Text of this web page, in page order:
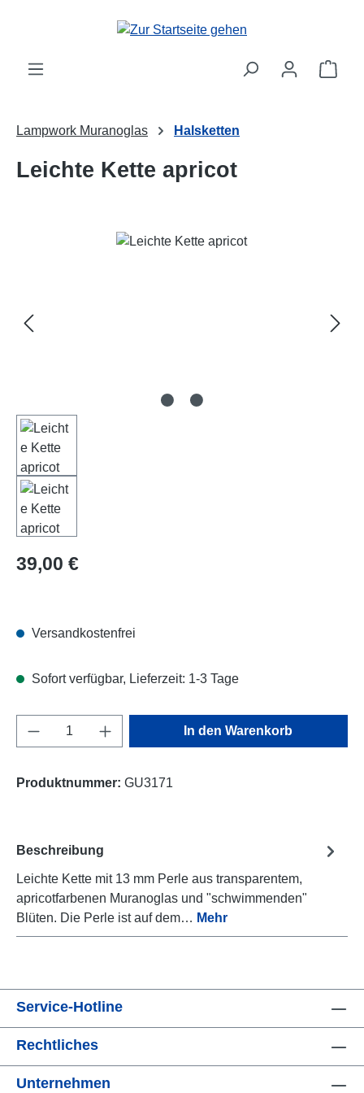
Zum Hauptinhalt springen
Lampwork Muranoglas Halsketten
Leichte Kette apricot
Bildergalerie überspringen
Regulärer Preis:
39,00 €
Versandkostenfrei
Sofort verfügbar, Lieferzeit: 1-3 Tage
Produkt Anzahl: Gib den gewünschten
In den Warenkorb
Produktnummer: GU3171
Beschreibung
Leichte Kette mit 13 mm Perle aus transparentem,
apricotfarbenen Muranoglas und "schwimmenden"
Blüten. Die Perle ist auf dem… Mehr
Service-Hotline
Rechtliches
Unternehmen